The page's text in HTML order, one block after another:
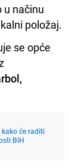
u načinu
položaj.
se opće
kako će raditi
BiH